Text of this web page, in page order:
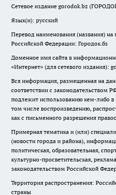
Сетевое издание gorodok.bz
Язык(и): русский
Перевод наименования (названия) на
Российской Федерации: Городок.бз
Доменное имя сайта в
«Интернет» (для сетевого издания):
Вся информация, размещенная на
соответствии с законодательством
подлежит использованию кем-либо
том числе воспроизведению,
как с письменного разрешения
Примерная тематика и (или)
(новости города и района),
политическая, образовательная,
культурно-просветительская,
законодательством Российской
Территория распространения:
страны